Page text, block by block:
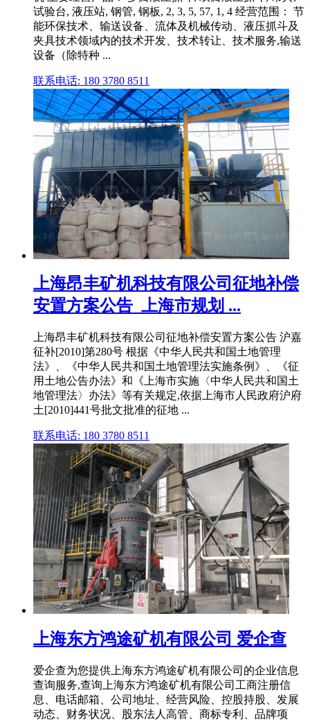
试验台, 液压站, 钢管, 钢板, 2, 3, 5, 57, 1, 4 经营范围： 节
能环保技术、输送设备、流体及机械传动、液压抓斗及
夹具技术领域内的技术开发、技术转让、技术服务,输送
设备（除特种 ...
联系电话: 180 3780 8511
上海昂丰矿机科技有限公司征地补偿
安置方案公告_上海市规划 ...
上海昂丰矿机科技有限公司征地补偿安置方案公告 沪嘉
征补[2010]第280号 根据《中华人民共和国土地管理
法》、《中华人民共和国土地管理法实施条例》、《征
用土地公告办法》和《上海市实施〈中华人民共和国土
地管理法〉办法》等有关规定,依据上海市人民政府沪府
土[2010]441号批文批准的征地 ...
联系电话: 180 3780 8511
上海东方鸿途矿机有限公司 爱企查
爱企查为您提供上海东方鸿途矿机有限公司的企业信息
查询服务,查询上海东方鸿途矿机有限公司工商注册信
息、电话邮箱、公司地址、经营风险、控股持股、发展
动态、财务状况、股东法人高管、商标专利、品牌项